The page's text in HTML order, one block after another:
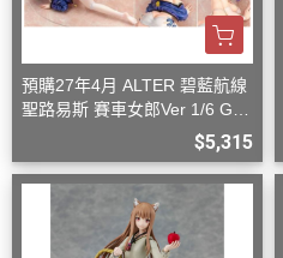
預購27年4月 ALTER 碧藍航線
聖路易斯 賽車女郎Ver 1/6 G08
$5,315